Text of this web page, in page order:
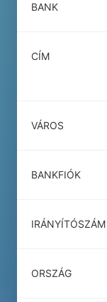
BANK
CÍM
VÁROS
BANKFIÓK
IRÁNYÍTÓSZÁM
ORSZÁG